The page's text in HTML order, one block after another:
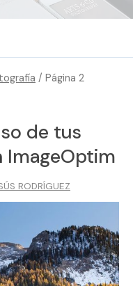
/ Página 2
de tus
ImageOptim
RODRÍGUEZ